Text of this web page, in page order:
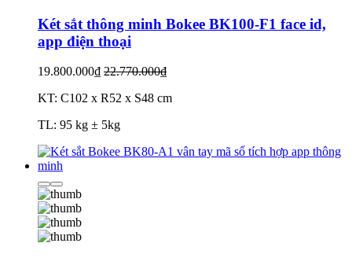
Két sắt thông minh Bokee BK100-F1 face id,
app điện thoại
19.800.000₫ 22.770.000₫
KT: C102 x R52 x S48 cm
TL: 95 kg ± 5kg